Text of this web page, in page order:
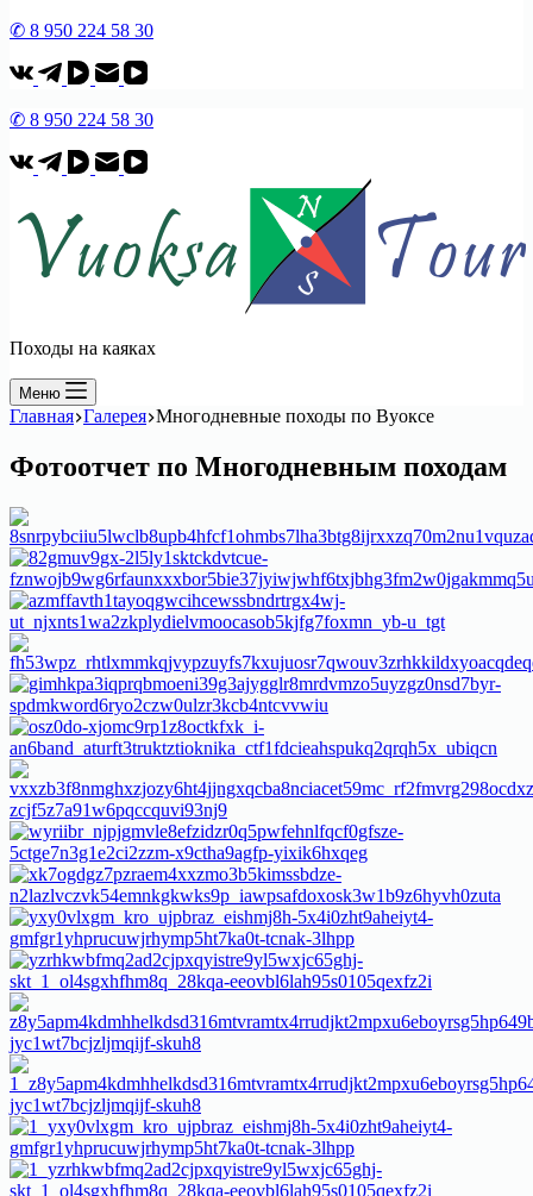
✆ 8 950 224 58 30
✆ 8 950 224 58 30
Походы на каяках
Меню
Главная Галерея Многодневные походы по Вуоксе
Фотоотчет по Многодневным походам